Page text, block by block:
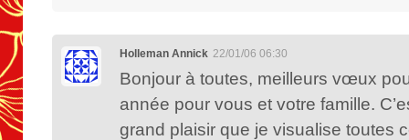
Holleman Annick 22/01/06 06:30
Bonjour à toutes, meilleurs vœux
année pour vous et votre famille.
grand plaisir que je visualise toutes